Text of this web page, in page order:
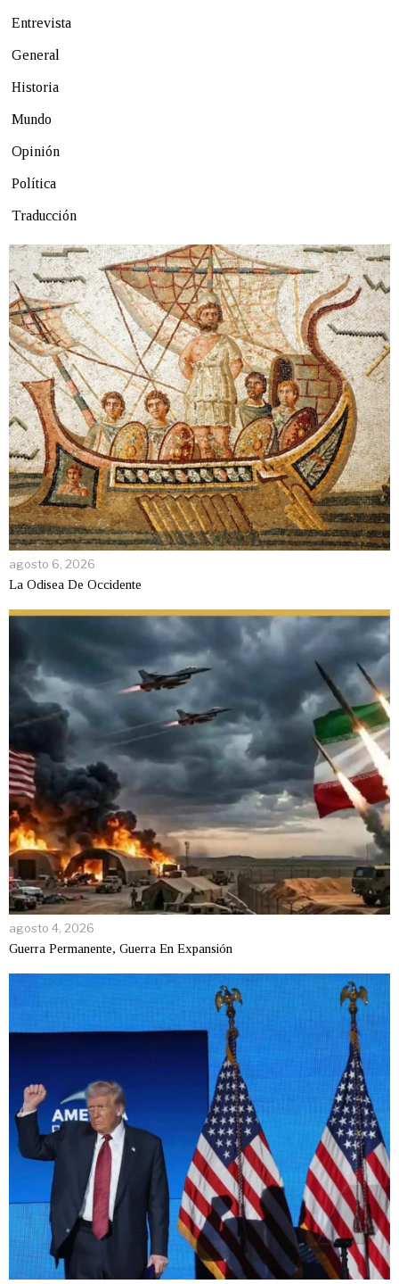
Entrevista
General
Historia
Mundo
Opinión
Política
Traducción
agosto 6, 2026
La Odisea De Occidente
agosto 4, 2026
Guerra Permanente, Guerra En Expansión